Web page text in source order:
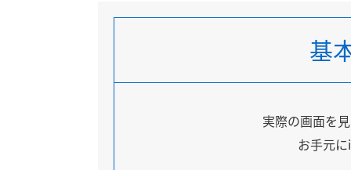
基
実際の画面を
お手元